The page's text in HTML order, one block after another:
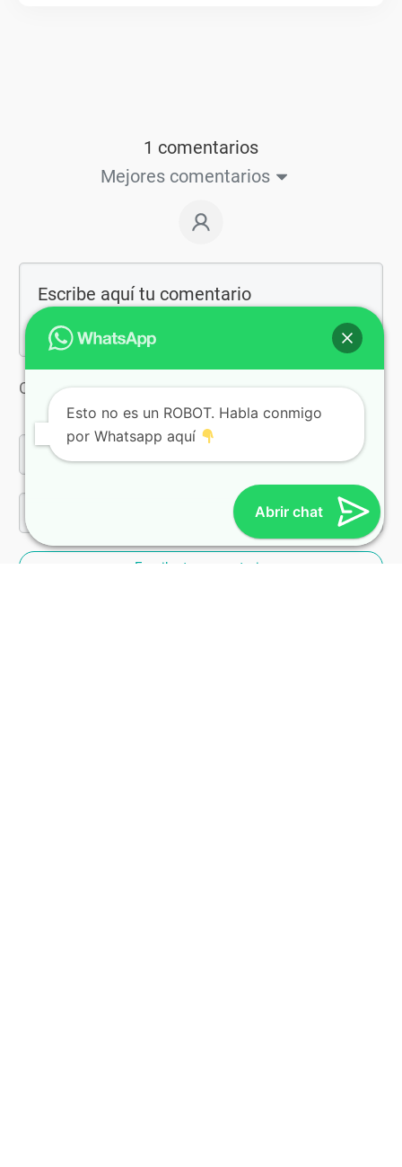
1 comentarios
Mejores comentarios
Comenta como invitado/a:
Escribe tu comentario
Esto no es un ROBOT. Habla conmigo
por Whatsapp aquí
Abrir chat